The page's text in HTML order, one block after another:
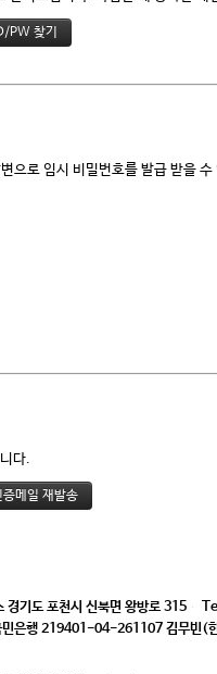
으로 임시 비밀번호를 발급 받을 수
다.
경기도 포천시 신북면 왕방로 315 Tel
은행 219401-04-261107 김무빈(